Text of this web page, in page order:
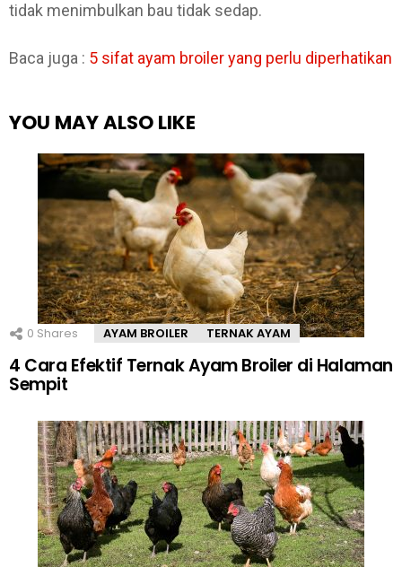
tidak menimbulkan bau tidak sedap.
Baca juga : 5 sifat ayam broiler yang perlu diperhatikan
YOU MAY ALSO LIKE
0 Shares AYAM BROILER TERNAK AYAM
4 Cara Efektif Ternak Ayam Broiler di Halaman
Sempit